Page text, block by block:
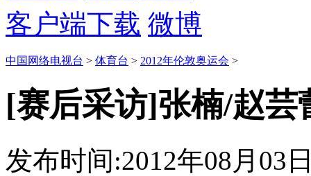
客户端下载 微博
中国网络电视台 > 体育台 > 2012年伦敦奥运会 >
[赛后采访]张楠/赵芸
发布时间:2012年08月03